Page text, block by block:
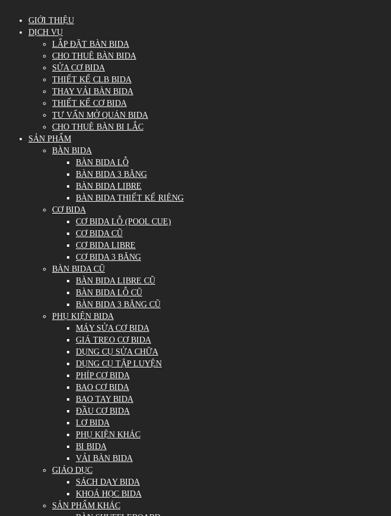
GIỚI THIỆU
DỊCH VỤ
LẮP ĐẶT BÀN BIDA
CHO THUÊ BÀN BIDA
SỬA CƠ BIDA
THIẾT KẾ CLB BIDA
THAY VẢI BÀN BIDA
THIẾT KẾ CƠ BIDA
TƯ VẤN MỞ QUÁN BIDA
CHO THUÊ BÀN BI LẮC
SẢN PHẨM
BÀN BIDA
BÀN BIDA LỖ
BÀN BIDA 3 BĂNG
BÀN BIDA LIBRE
BÀN BIDA THIẾT KẾ RIÊNG
CƠ BIDA
CƠ BIDA LỖ (POOL CUE)
CƠ BIDA CŨ
CƠ BIDA LIBRE
CƠ BIDA 3 BĂNG
BÀN BIDA CŨ
BÀN BIDA LIBRE CŨ
BÀN BIDA LỖ CŨ
BÀN BIDA 3 BĂNG CŨ
PHỤ KIỆN BIDA
MÁY SỬA CƠ BIDA
GIÁ TREO CƠ BIDA
DỤNG CỤ SỬA CHỮA
DỤNG CỤ TẬP LUYỆN
PHÍP CƠ BIDA
BAO CƠ BIDA
BAO TAY BIDA
ĐẦU CƠ BIDA
LƠ BIDA
PHỤ KIỆN KHÁC
BI BIDA
VẢI BÀN BIDA
GIÁO DỤC
SÁCH DẠY BIDA
KHOÁ HỌC BIDA
SẢN PHẨM KHÁC